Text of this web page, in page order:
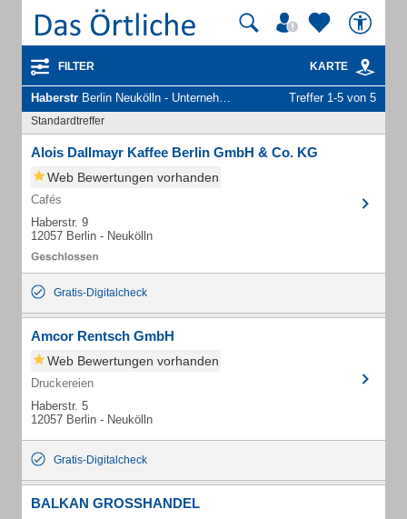
FILTER KARTE
Haberstr Berlin Neukölln - Unternehmen und Personen Treffer 1-5 von 5
Standardtreffer
Alois Dallmayr Kaffee Berlin GmbH & Co. KG
Web Bewertungen vorhanden
Cafés
Haberstr. 9
12057 Berlin - Neukölln
Gratis-Digitalcheck
Amcor Rentsch GmbH
Web Bewertungen vorhanden
Druckereien
Haberstr. 5
12057 Berlin - Neukölln
Gratis-Digitalcheck
BALKAN GROSSHANDEL